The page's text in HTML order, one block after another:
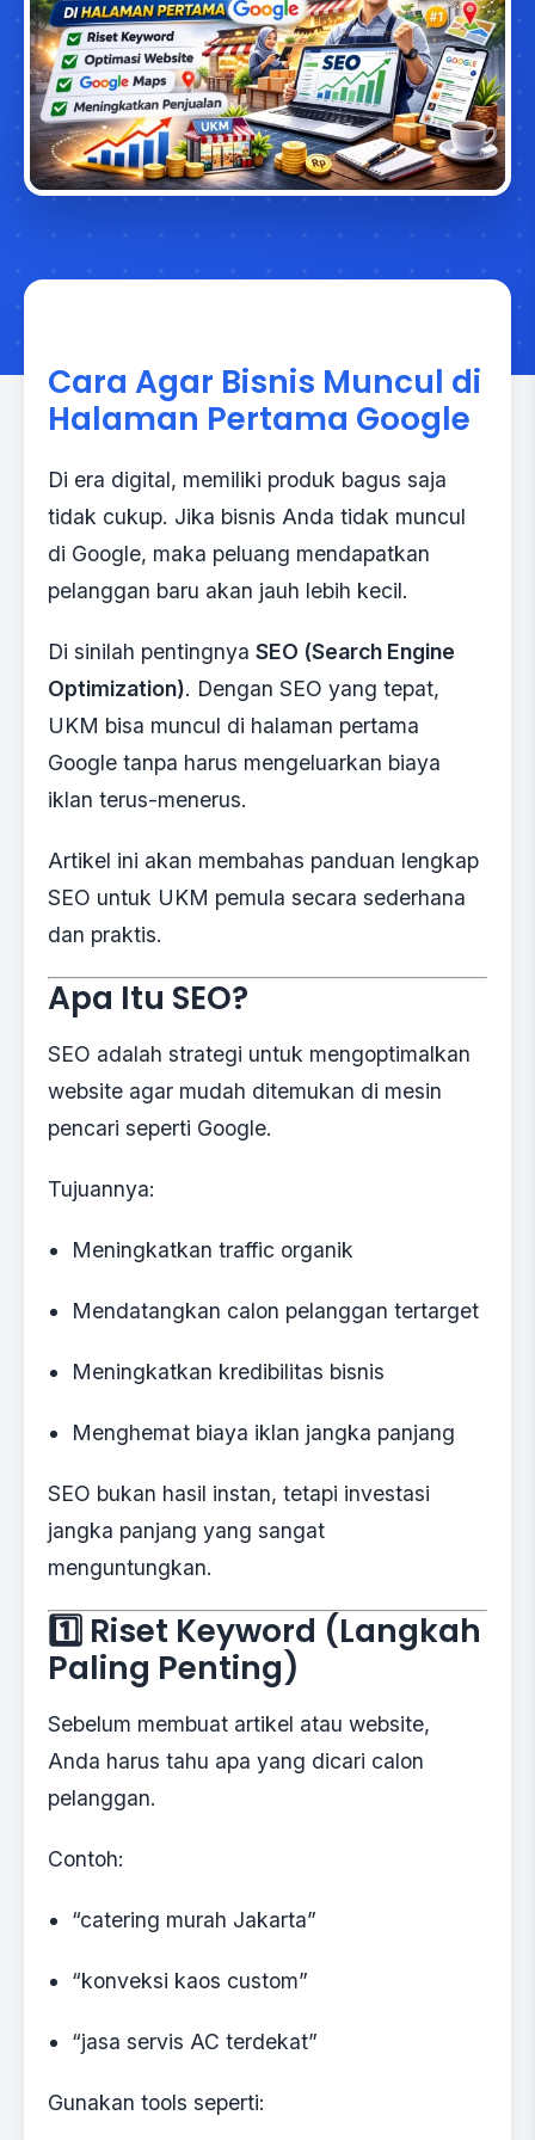
Cara Agar Bisnis Muncul di
Halaman Pertama Google
Di era digital, memiliki produk bagus saja
tidak cukup. Jika bisnis Anda tidak muncul
di Google, maka peluang mendapatkan
pelanggan baru akan jauh lebih kecil.
Di sinilah pentingnya SEO (Search Engine
Optimization). Dengan SEO yang tepat,
UKM bisa muncul di halaman pertama
Google tanpa harus mengeluarkan biaya
iklan terus-menerus.
Artikel ini akan membahas panduan lengkap
SEO untuk UKM pemula secara sederhana
dan praktis.
Apa Itu SEO?
SEO adalah strategi untuk mengoptimalkan
website agar mudah ditemukan di mesin
pencari seperti Google.
Tujuannya:
Meningkatkan traffic organik
Mendatangkan calon pelanggan tertarget
Meningkatkan kredibilitas bisnis
Menghemat biaya iklan jangka panjang
SEO bukan hasil instan, tetapi investasi
jangka panjang yang sangat
menguntungkan.
1️⃣ Riset Keyword (Langkah
Paling Penting)
Sebelum membuat artikel atau website,
Anda harus tahu apa yang dicari calon
pelanggan.
Contoh:
“catering murah Jakarta”
“konveksi kaos custom”
“jasa servis AC terdekat”
Gunakan tools seperti: